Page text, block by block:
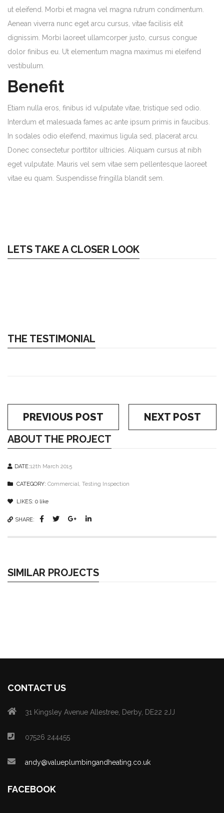
ut eleifend. Morbi et magna vel magna rutrum condimentum.
Aenean viverra nunc eget arcu cursus, vitae facilisis elit
dignissim. Morbi laoreet ullamcorper justo, cursus congue
dolor finibus eu. Ut elementum magna maximus mi eleifend
vestibulum.
Benefit
Etiam nulla eros, finibus id vulputate vitae, tristique sed odio.
Interdum et malesuada fames ac ante ipsum primis in faucibus.
In sodales odio eleifend, maximus ligula sed, placerat arcu.
Donec consectetur porttitor ultricies. Aliquam cursus at nibh
eget vulputate. Mauris vel sem vitae sem pellentesque laoreet
vitae eu quam. Suspendisse fringilla blandit sem.
LETS TAKE A CLOSER LOOK
THE TESTIMONIAL
PREVIOUS POST
NEXT POST
ABOUT THE PROJECT
DATE:12th March 2015
CATEGORY: Commercial, Testing Inspection
LIKES: 0 like
SHARE:
SIMILAR PROJECTS
CONTACT US
31 Kingsley Avenue Allestree, Derby, DE22 2JJ
07526 244455
andy@valueplumbingandheating.co.uk
FACEBOOK